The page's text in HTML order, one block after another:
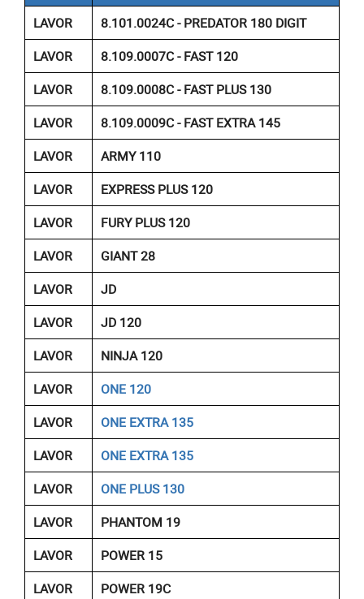
LAVOR
8.101.0024C - PREDATOR 180 DIGIT
LAVOR
8.109.0007C - FAST 120
LAVOR
8.109.0008C - FAST PLUS 130
LAVOR
8.109.0009C - FAST EXTRA 145
LAVOR
ARMY 110
LAVOR
EXPRESS PLUS 120
LAVOR
FURY PLUS 120
LAVOR
GIANT 28
LAVOR
JD
LAVOR
JD 120
LAVOR
NINJA 120
LAVOR
ONE 120
LAVOR
ONE EXTRA 135
LAVOR
ONE EXTRA 135
LAVOR
ONE PLUS 130
LAVOR
PHANTOM 19
LAVOR
POWER 15
LAVOR
POWER 19C